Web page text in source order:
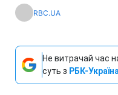
RBC.UA
Не витрачай час
суть з РБК-